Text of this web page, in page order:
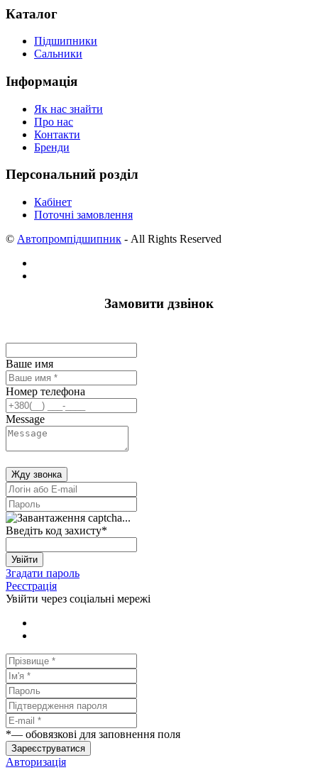
Каталог
Підшипники
Сальники
Інформація
Як нас знайти
Про нас
Контакти
Бренди
Персональний розділ
Кабінет
Поточні замовлення
© Автопромпідшипник - All Rights Reserved
Замовити дзвінок
Ваше имя
Номер телефона
Message
Жду звонка
Введіть код захисту*
Увійти
Згадати пароль
Реєстрація
Увійти через соціальні мережі
*— обовязкові для заповнення поля
Зареєструватися
Авторизація